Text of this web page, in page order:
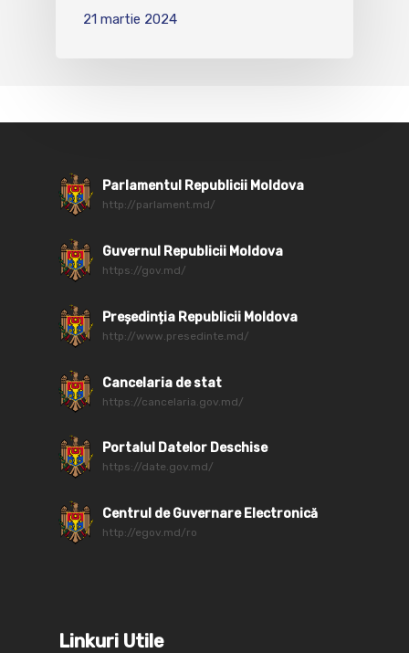
21 martie 2024
Parlamentul Republicii Moldova
http://parlament.md/
Guvernul Republicii Moldova
https://gov.md/
Președinția Republicii Moldova
http://www.presedinte.md/
Cancelaria de stat
https://cancelaria.gov.md/
Portalul Datelor Deschise
https://date.gov.md/
Centrul de Guvernare Electronică
http://egov.md/ro
Linkuri Utile